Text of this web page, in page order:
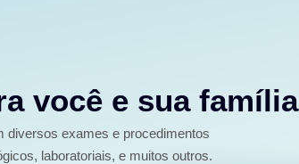
você e sua família
diversos exames e procedimentos
laboratoriais, e muitos outros.